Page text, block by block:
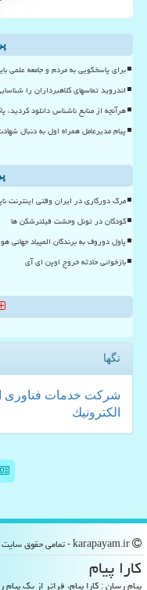
برای پاسخگویی به مردم و جامعه علمی
اندروید تماسهای کلاهبرداران را
هرآنچه از منابع ناشناس دانلود کردید،
پیام مدیرعامل همراه اول به دنبال
مرگ دورکاری در ایران وقتی اینترنت
کودکان در تونل وحشت فیلترشکن ها
پاول دوروف به برندگان المپیاد
بازخوانی حادثه خروج اوپن ای آی
تگها
شركت خدمات فناوری
الكترونیك
كارا پیام
پیام رسان : کارا پیام، فراتر از یک